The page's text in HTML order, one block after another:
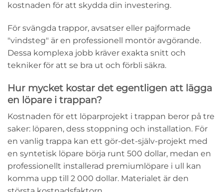
kostnaden för att skydda din investering.
För svängda trappor, avsatser eller pajformade
"vindsteg" är en professionell montör avgörande.
Dessa komplexa jobb kräver exakta snitt och
tekniker för att se bra ut och förbli säkra.
Hur mycket kostar det egentligen att lägga
en löpare i trappan?
Kostnaden för ett löparprojekt i trappan beror på tre
saker: löparen, dess stoppning och installation. För
en vanlig trappa kan ett gör-det-själv-projekt med
en syntetisk löpare börja runt 500 dollar, medan en
professionellt installerad premiumlöpare i ull kan
komma upp till 2 000 dollar. Materialet är den